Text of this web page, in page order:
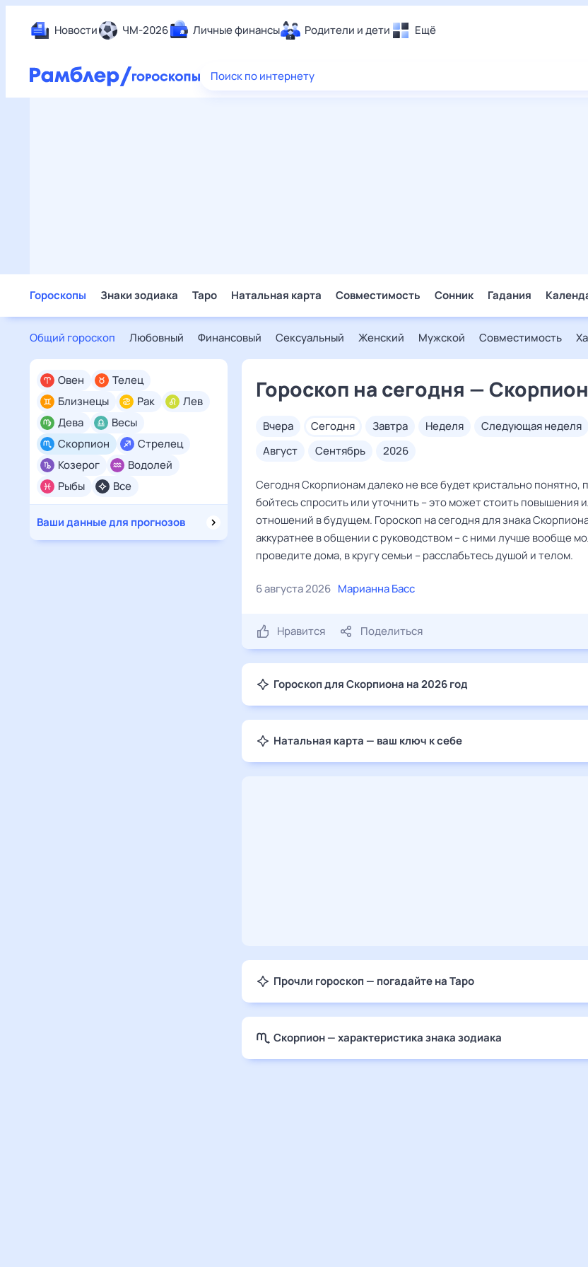
Новости ЧМ-2026 Личные финансы Родители и дети Ещё
Еда
Поиск по интернету
Гороскопы Знаки зодиака Таро Натальная карта Совместимость Сонник Гадания
Общий гороскоп Любовный Финансовый Сексуальный Женский Мужской Совместимость
Все
Овен
Телец
Близнецы
Рак
Лев
Дева
Весы
Скорпион
Стрелец
Козерог
Водолей
Рыбы
Ваши данные для прогнозов
Гороскоп на сегодня — Скорпион
вчера сегодня завтра неделя следующая неделя
август
сентябрь 2026
Сегодня Скорпионам далеко не все будет кристально понятно,
бойтесь спросить или уточнить – это может стоить повышения
отношений в будущем. Гороскоп на сегодня для знака
аккуратнее в общении с руководством – с ними лучше вообще
проведите дома, в кругу семьи – расслабьтесь душой и телом.
6 августа 2026 Марианна Басс
Нравится Поделиться
Гороскоп для Скорпиона на 2026 год
Натальная карта — ваш ключ к себе
Прочли гороскоп — погадайте на Таро
Скорпион — характеристика знака зодиака